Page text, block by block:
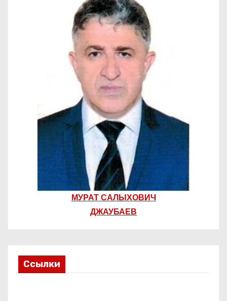
МУРАТ САЛЫХОВИЧ
ДЖАУБАЕВ
Ссылки